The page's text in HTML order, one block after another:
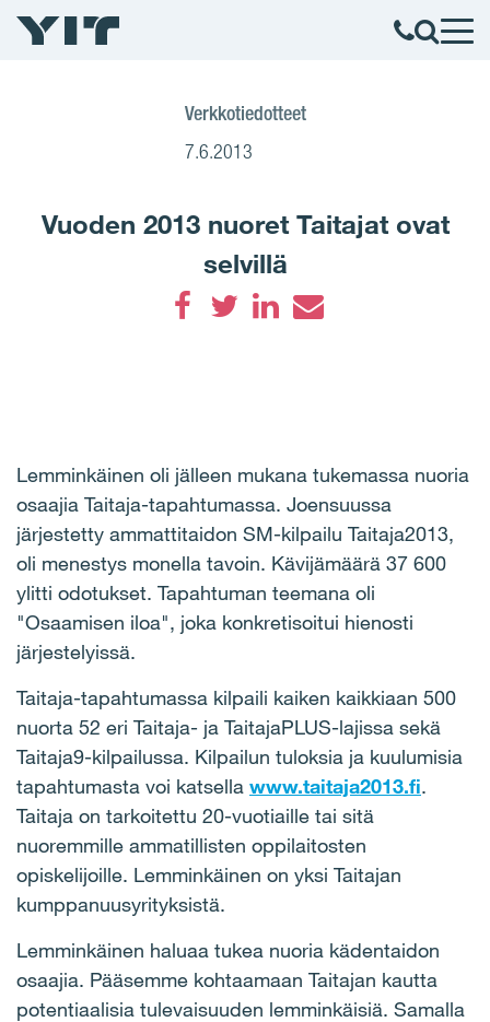
Verkkotiedotteet
7.6.2013
Vuoden 2013 nuoret Taitajat ovat
selvillä
Lemminkäinen oli jälleen mukana tukemassa nuoria
osaajia Taitaja-tapahtumassa. Joensuussa
järjestetty ammattitaidon SM-kilpailu Taitaja2013,
oli menestys monella tavoin. Kävijämäärä 37 600
ylitti odotukset. Tapahtuman teemana oli
"Osaamisen iloa", joka konkretisoitui hienosti
järjestelyissä.
Taitaja-tapahtumassa kilpaili kaiken kaikkiaan 500
nuorta 52 eri Taitaja- ja TaitajaPLUS-lajissa sekä
Taitaja9-kilpailussa. Kilpailun tuloksia ja kuulumisia
tapahtumasta voi katsella www.taitaja2013.fi.
Taitaja on tarkoitettu 20-vuotiaille tai sitä
nuoremmille ammatillisten oppilaitosten
opiskelijoille. Lemminkäinen on yksi Taitajan
kumppanuusyrityksistä.
Lemminkäinen haluaa tukea nuoria kädentaidon
osaajia. Pääsemme kohtaamaan Taitajan kautta
potentiaalisia tulevaisuuden lemminkäisiä. Samalla